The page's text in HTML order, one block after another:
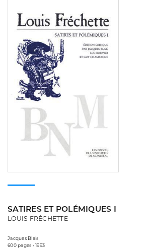
SATIRES ET POLÉMIQUES I
LOUIS FRÉCHETTE
Jacques Blais
600 pages • 1993